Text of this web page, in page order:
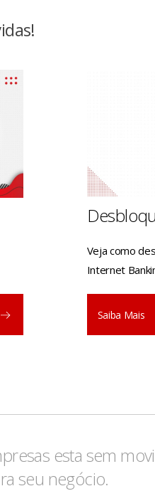
Veja como
Internet
Saiba Mais
esta sem
seu negócio.